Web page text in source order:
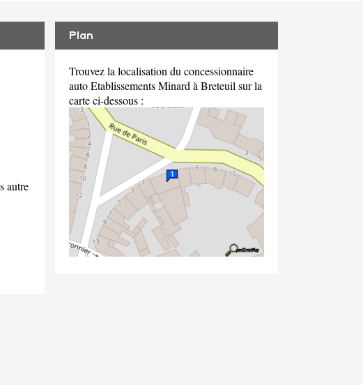
autre
Plan
Trouvez la localisation du concessionnaire
auto Etablissements Minard à Breteuil sur la
carte ci-dessous :